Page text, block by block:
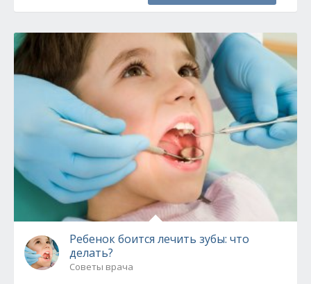
Ребенок боится лечить зубы: что
делать?
Советы врача